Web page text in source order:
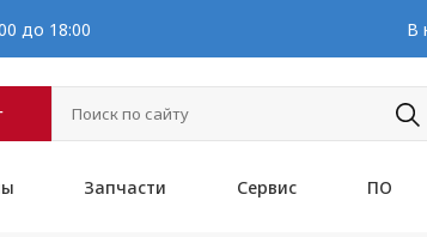
до 18:00 В
Запчасти Сервис ПО